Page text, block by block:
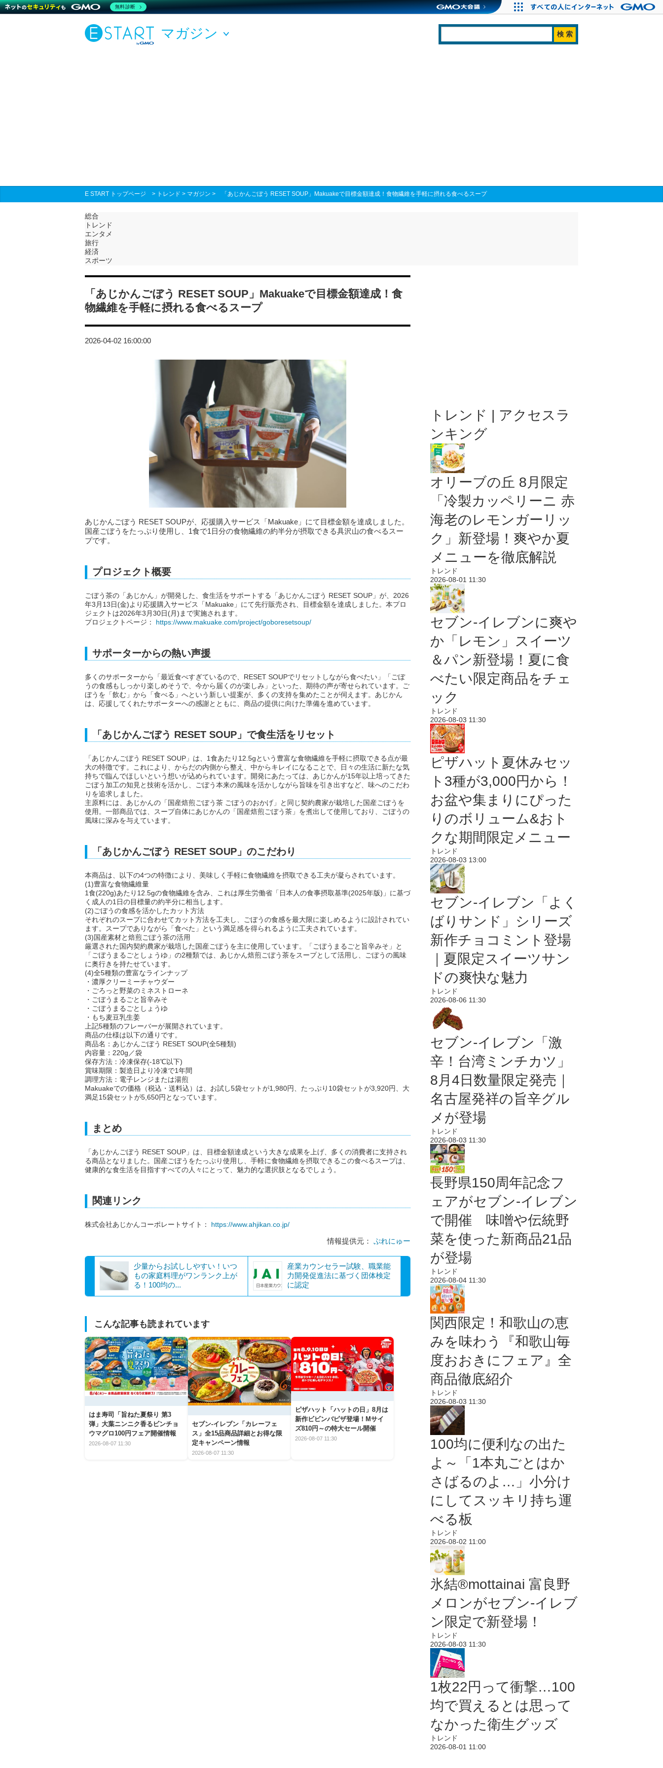
マガジン
E START トップページ > トレンド > マガジン > 「あじかんごぼう RESET SOUP」Makuakeで目標金額達成！食物繊維を手軽に摂れる食べるスープ
総合
トレンド
エンタメ
旅行
経済
スポーツ
「あじかんごぼう RESET SOUP」Makuakeで目標金額達成！食
物繊維を手軽に摂れる食べるスープ
2026-04-02 16:00:00
あじかんごぼう RESET SOUPが、応援購入サービス「Makuake」にて目標金額を達成しました。
国産ごぼうをたっぷり使用し、1食で1日分の食物繊維の約半分が摂取できる具沢山の食べるスー
プです。
プロジェクト概要
ごぼう茶の「あじかん」が開発した、食生活をサポートする「あじかんごぼう RESET SOUP」が、2026
年3月13日(金)より応援購入サービス「Makuake」にて先行販売され、目標金額を達成しました。本プロ
ジェクトは2026年3月30日(月)まで実施されます。
プロジェクトページ： https://www.makuake.com/project/goboresetsoup/
サポーターからの熱い声援
多くのサポーターから「最近食べすぎているので、RESET SOUPでリセットしながら食べたい」「ごぼ
うの食感もしっかり楽しめそうで、今から届くのが楽しみ」といった、期待の声が寄せられています。ご
ぼうを「飲む」から「食べる」へという新しい提案が、多くの支持を集めたことが伺えます。あじかん
は、応援してくれたサポーターへの感謝とともに、商品の提供に向けた準備を進めています。
「あじかんごぼう RESET SOUP」で食生活をリセット
「あじかんごぼう RESET SOUP」は、1食あたり12.5gという豊富な食物繊維を手軽に摂取できる点が最
大の特徴です。これにより、からだの内側から整え、中からキレイになることで、日々の生活に新たな気
持ちで臨んでほしいという想いが込められています。開発にあたっては、あじかんが15年以上培ってきた
ごぼう加工の知見と技術を活かし、ごぼう本来の風味を活かしながら旨味を引き出すなど、味へのこだわ
りを追求しました。
主原料には、あじかんの「国産焙煎ごぼう茶 ごぼうのおかげ」と同じ契約農家が栽培した国産ごぼうを
使用。一部商品では、スープ自体にあじかんの「国産焙煎ごぼう茶」を煮出して使用しており、ごぼうの
風味に深みを与えています。
「あじかんごぼう RESET SOUP」のこだわり
本商品は、以下の4つの特徴により、美味しく手軽に食物繊維を摂取できる工夫が凝らされています。
(1)豊富な食物繊維量
1食(220g)あたり12.5gの食物繊維を含み、これは厚生労働省「日本人の食事摂取基準(2025年版)」に基づ
く成人の1日の目標量の約半分に相当します。
(2)ごぼうの食感を活かしたカット方法
それぞれのスープに合わせてカット方法を工夫し、ごぼうの食感を最大限に楽しめるように設計されてい
ます。スープでありながら「食べた」という満足感を得られるように工夫されています。
(3)国産素材と焙煎ごぼう茶の活用
厳選された国内契約農家が栽培した国産ごぼうを主に使用しています。「ごぼうまるごと旨辛みそ」と
「ごぼうまるごとしょうゆ」の2種類では、あじかん焙煎ごぼう茶をスープとして活用し、ごぼうの風味
に奥行きを持たせています。
(4)全5種類の豊富なラインナップ
・濃厚クリーミーチャウダー
・ごろっと野菜のミネストローネ
・ごぼうまるごと旨辛みそ
・ごぼうまるごとしょうゆ
・もち麦豆乳生姜
上記5種類のフレーバーが展開されています。
商品の仕様は以下の通りです。
商品名：あじかんごぼう RESET SOUP(全5種類)
内容量：220g／袋
保存方法：冷凍保存(-18℃以下)
賞味期限：製造日より冷凍で1年間
調理方法：電子レンジまたは湯煎
Makuakeでの価格（税込・送料込）は、お試し5袋セットが1,980円、たっぷり10袋セットが3,920円、大
満足15袋セットが5,650円となっています。
まとめ
「あじかんごぼう RESET SOUP」は、目標金額達成という大きな成果を上げ、多くの消費者に支持され
る商品となりました。国産ごぼうをたっぷり使用し、手軽に食物繊維を摂取できるこの食べるスープは、
健康的な食生活を目指すすべての人々にとって、魅力的な選択肢となるでしょう。
関連リンク
株式会社あじかんコーポレートサイト： https://www.ahjikan.co.jp/
情報提供元： ぷれにゅー
少量からお試ししやすい！いつ
もの家庭料理がワンランク上が
る！100均の...
産業カウンセラー試験、職業能
力開発促進法に基づく団体検定
に認定
こんな記事も読まれています
はま寿司「旨ねた夏祭り 第3
弾」大葉ニンニク香るビンチョ
ウマグロ100円フェア開催情報
2026-08-07 11:30
セブン‐イレブン「カレーフェ
ス」全15品商品詳細とお得な限
定キャンペーン情報
2026-08-07 11:30
ピザハット「ハットの日」8月は
新作ビビンバピザ登場！Mサイ
ズ810円～の特大セール開催
2026-08-07 11:30
トレンド | アクセスラ
ンキング
オリーブの丘 8月限定
「冷製カッペリーニ 赤
海老のレモンガーリッ
ク」新登場！爽やか夏
メニューを徹底解説
トレンド
2026-08-01 11:30
セブン‐イレブンに爽や
か「レモン」スイーツ
＆パン新登場！夏に食
べたい限定商品をチェ
ック
トレンド
2026-08-03 11:30
ピザハット夏休みセッ
ト3種が3,000円から！
お盆や集まりにぴった
りのボリューム&おト
クな期間限定メニュー
トレンド
2026-08-03 13:00
セブン‐イレブン「よく
ばりサンド」シリーズ
新作チョコミント登場
｜夏限定スイーツサン
ドの爽快な魅力
トレンド
2026-08-06 11:30
セブン-イレブン「激
辛！台湾ミンチカツ」
8月4日数量限定発売｜
名古屋発祥の旨辛グル
メが登場
トレンド
2026-08-03 11:30
長野県150周年記念フ
ェアがセブン-イレブン
で開催 味噌や伝統野
菜を使った新商品21品
が登場
トレンド
2026-08-04 11:30
関西限定！和歌山の恵
みを味わう『和歌山毎
度おおきにフェア』全
商品徹底紹介
トレンド
2026-08-03 11:30
100均に便利なの出た
よ～「1本丸ごとはか
さばるのよ…」小分け
にしてスッキリ持ち運
べる板
トレンド
2026-08-02 11:00
氷結®mottainai 富良野
メロンがセブン‐イレブ
ン限定で新登場！
トレンド
2026-08-03 11:30
1枚22円って衝撃…100
均で買えるとは思って
なかった衛生グッズ
トレンド
2026-08-01 11:00
無料診断